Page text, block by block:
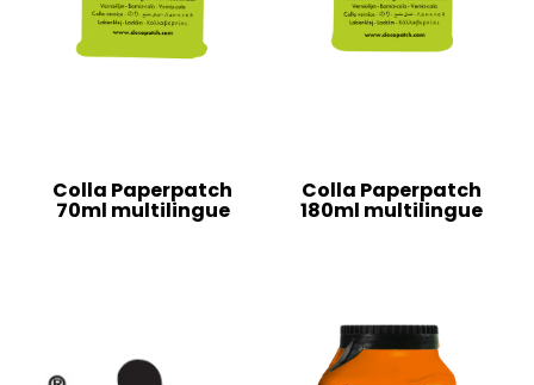
Colla Paperpatch
70ml multilingue
Colla Paperpatch
180ml multilingue